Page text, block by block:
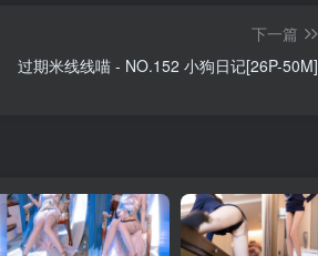
下一篇
过期米线线喵 - NO.152 小狗日记[26P-50M]